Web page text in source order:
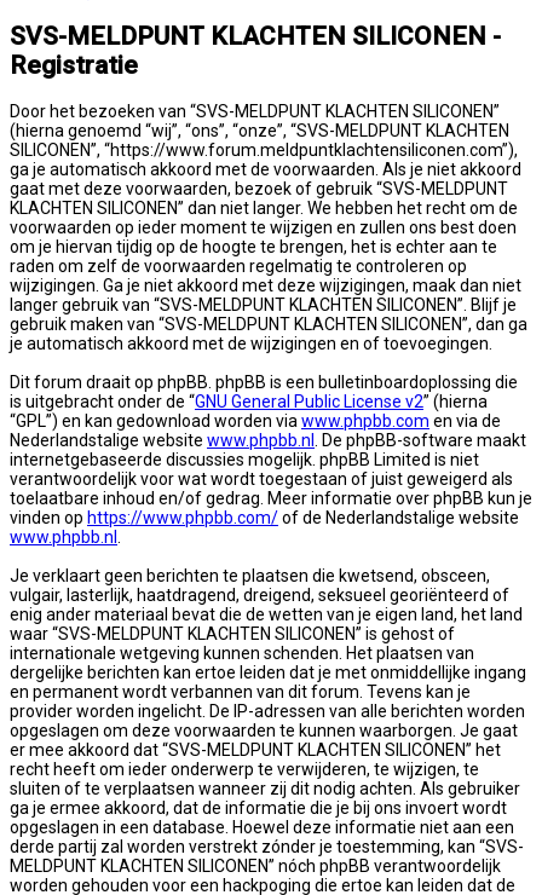
SVS-MELDPUNT KLACHTEN SILICONEN -
Registratie
Door het bezoeken van “SVS-MELDPUNT KLACHTEN SILICONEN”
(hierna genoemd “wij”, “ons”, “onze”, “SVS-MELDPUNT KLACHTEN
SILICONEN”, “https://www.forum.meldpuntklachtensiliconen.com”),
ga je automatisch akkoord met de voorwaarden. Als je niet akkoord
gaat met deze voorwaarden, bezoek of gebruik “SVS-MELDPUNT
KLACHTEN SILICONEN” dan niet langer. We hebben het recht om de
voorwaarden op ieder moment te wijzigen en zullen ons best doen
om je hiervan tijdig op de hoogte te brengen, het is echter aan te
raden om zelf de voorwaarden regelmatig te controleren op
wijzigingen. Ga je niet akkoord met deze wijzigingen, maak dan niet
langer gebruik van “SVS-MELDPUNT KLACHTEN SILICONEN”. Blijf je
gebruik maken van “SVS-MELDPUNT KLACHTEN SILICONEN”, dan ga
je automatisch akkoord met de wijzigingen en of toevoegingen.
Dit forum draait op phpBB. phpBB is een bulletinboardoplossing die
is uitgebracht onder de “GNU General Public License v2” (hierna
“GPL”) en kan gedownload worden via www.phpbb.com en via de
Nederlandstalige website www.phpbb.nl
. De phpBB-software maakt
internetgebaseerde discussies mogelijk. phpBB Limited is niet
verantwoordelijk voor wat wordt toegestaan of juist geweigerd als
toelaatbare inhoud en/of gedrag. Meer informatie over phpBB kun je
vinden op https://www.phpbb.com/of de Nederlandstalige website
www.phpbb.nl
Je verklaart geen berichten te plaatsen die kwetsend, obsceen,
vulgair, lasterlijk, haatdragend, dreigend, seksueel georiënteerd of
enig ander materiaal bevat die de wetten van je eigen land, het land
waar “SVS-MELDPUNT KLACHTEN SILICONEN” is gehost of
internationale wetgeving kunnen schenden. Het plaatsen van
dergelijke berichten kan ertoe leiden dat je met onmiddellijke ingang
en permanent wordt verbannen van dit forum. Tevens kan je
provider worden ingelicht. De IP-adressen van alle berichten worden
opgeslagen om deze voorwaarden te kunnen waarborgen. Je gaat
er mee akkoord dat “SVS-MELDPUNT KLACHTEN SILICONEN” het
recht heeft om ieder onderwerp te verwijderen, te wijzigen, te
sluiten of te verplaatsen wanneer zij dit nodig achten. Als gebruiker
ga je ermee akkoord, dat de informatie die je bij ons invoert wordt
opgeslagen in een database. Hoewel deze informatie niet aan een
derde partij zal worden verstrekt zónder je toestemming, kan “SVS-
MELDPUNT KLACHTEN SILICONEN” nóch phpBB verantwoordelijk
worden gehouden voor een hackpoging die ertoe kan leiden dat de